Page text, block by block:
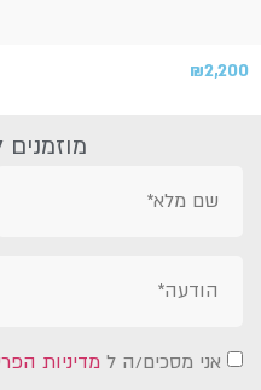
₪2,200
מוזמנים
אני מסכים/ה ל מדיניות